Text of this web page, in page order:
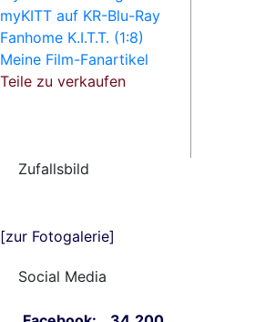
myKITT auf KR-Blu-Ray
Fanhome K.I.T.T. (1:8)
Meine Film-Fanartikel
Teile zu verkaufen
Zufallsbild
[zur Fotogalerie]
Social Media